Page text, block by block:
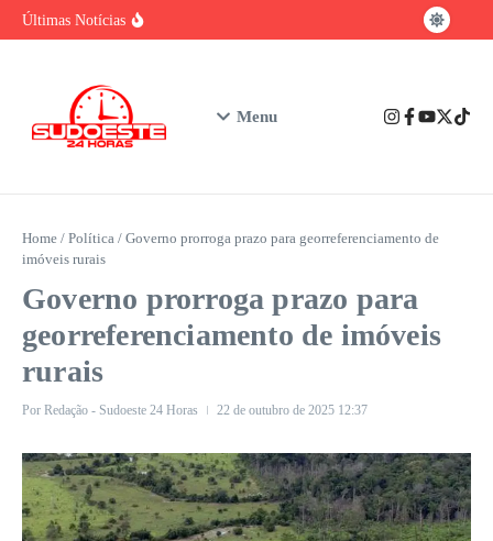
Ir para o conteúdo
Últimas Notícias
Nubank assume o posto de maior instituição
financeira privada do Brasil em número de
Menu
Home / Política / Governo prorroga prazo para georreferenciamento de
imóveis rurais
Governo prorroga prazo para
georreferenciamento de imóveis
rurais
Por Redação - Sudoeste 24 Horas 22 de outubro de 2025 12:37